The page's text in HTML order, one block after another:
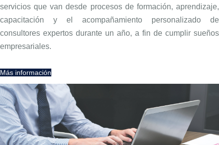
servicios que van desde procesos de formación, aprendizaje,
capacitación y el acompañamiento personalizado de
consultores expertos durante un año, a fin de cumplir sueños
empresariales.
Más información